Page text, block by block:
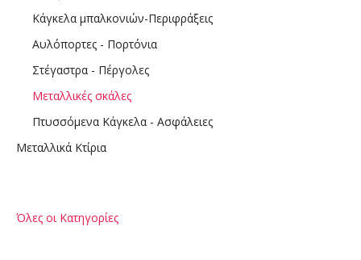
Κάγκελα μπαλκονιών-Περιφράξεις
Αυλόπορτες - Πορτόνια
Στέγαστρα - Πέργολες
Μεταλλικές σκάλες
Πτυσσόμενα Κάγκελα - Ασφάλειες
Μεταλλικά Κτίρια
Όλες οι Κατηγορίες